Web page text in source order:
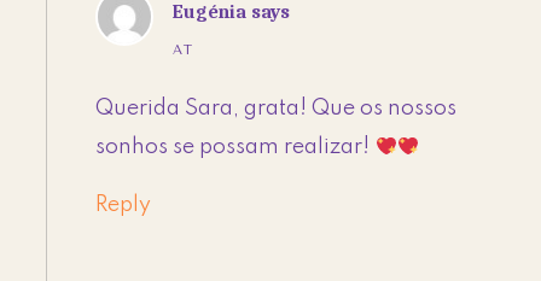
Eugénia says
AT
Querida Sara, grata! Que os nossos
sonhos se possam realizar!
Reply